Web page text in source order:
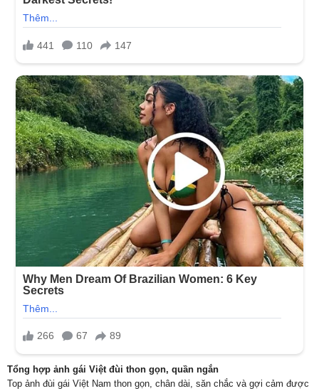
Tổng hợp ảnh gái Việt đùi thon gọn, quần ngắn
Top ảnh đùi gái Việt Nam thon gọn, chân dài, săn chắc và gợi cảm được